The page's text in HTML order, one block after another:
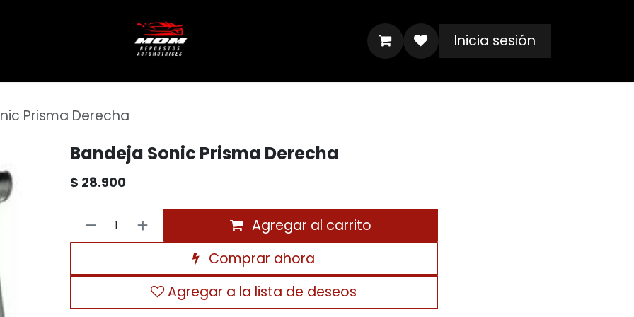
Inicia sesión
Prisma Derecha
Bandeja Sonic Prisma Derecha
$ 28.900
Agregar al carrito
Comprar ahora
Agregar a la lista de deseos